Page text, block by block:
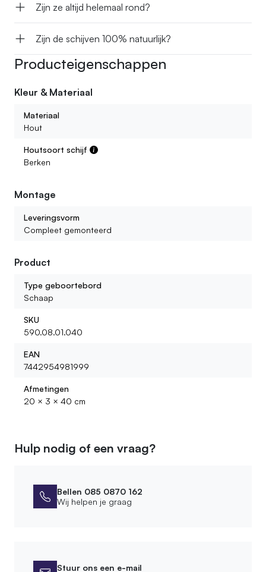
Zijn ze altijd helemaal rond?
Zijn de schijven 100% natuurlijk?
Producteigenschappen
Kleur & Materiaal
Materiaal
Hout
Houtsoort schijf
Berken
Montage
Leveringsvorm
Compleet gemonteerd
Product
Type geboortebord
Schaap
SKU
590.08.01.040
EAN
7442954981999
Afmetingen
20 × 3 × 40 cm
Hulp nodig of een vraag?
Bellen 085 0870 162
Wij helpen je graag
Stuur ons een e-mail